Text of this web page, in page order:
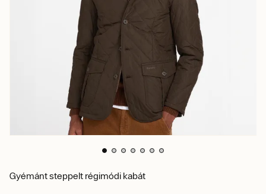
Gyémánt steppelt régimódi kabát